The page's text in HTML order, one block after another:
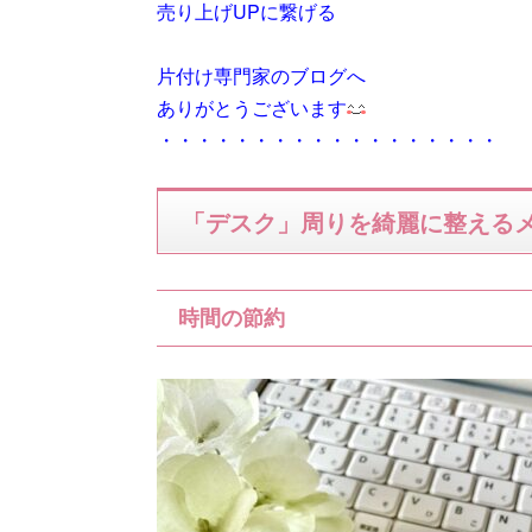
売り上げUPに繋げる
片付け専門家のブログへ
ありがとうございます
・・・・・・・・・・・・・・・・・・
「デスク」周りを綺麗に整える
時間の節約